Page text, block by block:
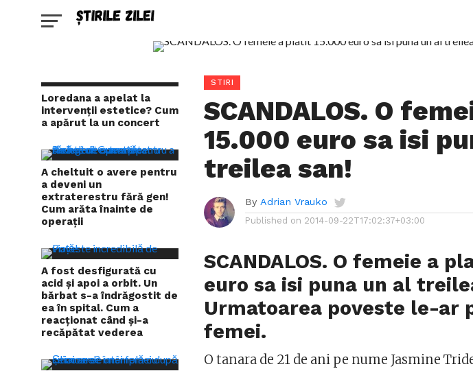
Loredana a apelat la
intervenții estetice? Cum
a apărut la un concert
A cheltuit o avere pentru
a deveni un
extraterestru fără gen!
Cum arăta înainte de
operații
A fost desfigurată cu
acid și apoi a orbit. Un
bărbat s-a îndrăgostit de
ea în spital. Cum a
reacționat când și-a
recăpătat vederea
STIRI
SCANDALOS. O
15.000 euro sa isi
treilea san!
By Adrian Vrauko
Published on 2014-09-22T17:02:37+03:00
SCANDALOS. O femeie a
euro sa isi puna un al
Urmatoarea poveste le-ar
femei.
O tanara de 21 de ani pe nume Jasmine